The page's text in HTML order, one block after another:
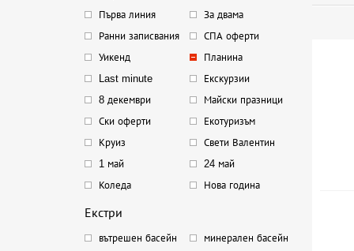
Първа линия
За двама
Ранни записвания
СПА оферти
Уикенд
Планина
Last minute
Екскурзии
8 декември
Майски празници
Ски оферти
Екотуризъм
Круиз
Свети Валентин
1 май
24 май
Коледа
Нова година
Екстри
вътрешен басейн
минерален басейн